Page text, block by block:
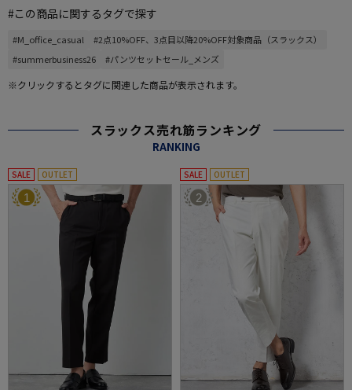
#この商品に関するタグで探す
#M_office_casual
#2点10%OFF、3点目以降20%OFF対象商品（スラックス）
#summerbusiness26
#パンツセットセール_メンズ
※クリックするとタグに関連した商品が表示されます。
スラックス売れ筋ランキング
RANKING
SALE OUTLET
1
SALE OUTLET
2